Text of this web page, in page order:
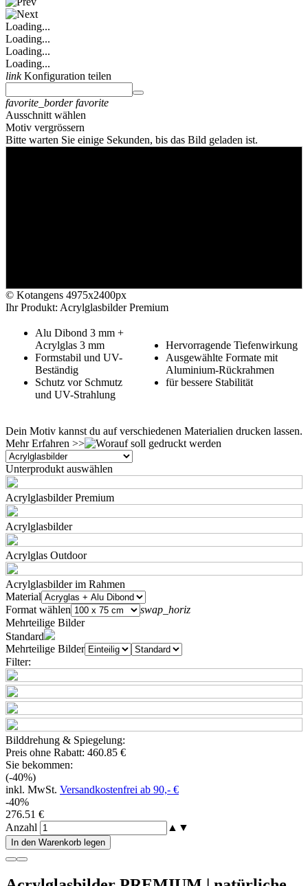
Loading...
Loading...
Loading...
Loading...
linkKonfiguration teilen
favorite_border favorite
Ausschnitt wählen
Motiv vergrössern
Bitte warten Sie einige Sekunden, bis das Bild geladen ist.
© Kotangens 4975x2400px
Ihr Produkt: Acrylglasbilder Premium
Alu Dibond 3 mm +
Acrylglas 3 mm
Formstabil und UV-
Beständig
Schutz vor Schmutz
und UV-Strahlung
Hervorragende Tiefenwirkung
Ausgewählte Formate mit
Aluminium-Rückrahmen
für bessere Stabilität
Dein Motiv kannst du auf verschiedenen Materialien drucken lassen.
Mehr Erfahren >>
Unterprodukt auswählen
Acrylglasbilder Premium
Acrylglasbilder
Acrylglas Outdoor
Acrylglasbilder im Rahmen
Material
Format wählen
swap_horiz
Mehrteilige Bilder
Standard
Mehrteilige Bilder
Filter:
Bilddrehung & Spiegelung:
Preis ohne Rabatt: 460.85 €
Sie bekommen:
(-40%)
inkl. MwSt. Versandkostenfrei ab 90,- €
-40%
276.51 €
Anzahl
▲ ▼
In den Warenkorb legen